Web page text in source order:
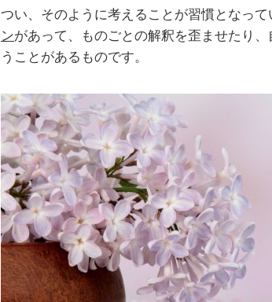
つい、そのように考えることが習慣となって
ンがあって、ものごとの解釈を歪ませたり
うことがあるものです。